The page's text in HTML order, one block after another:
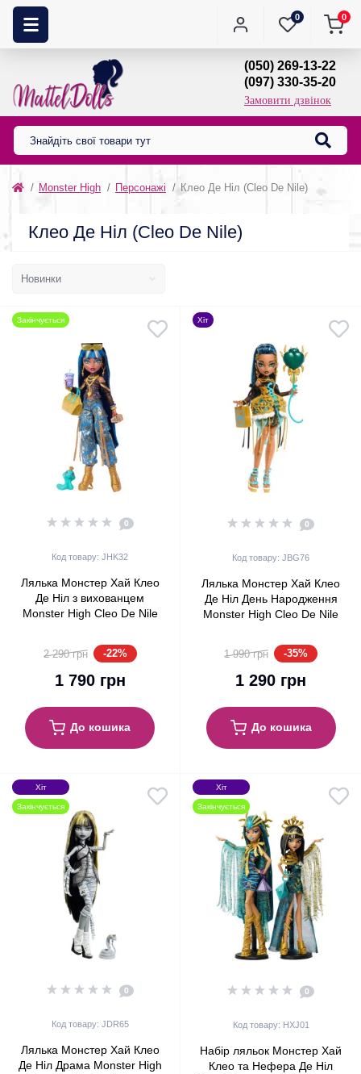
0 0
(050) 269-13-22
(097) 330-35-20
Замовити дзвінок
Monster High Персонажі Клео Де Ніл (Cleo De Nile)
Клео Де Ніл (Cleo De Nile)
Закінчується
0
Код товару: JHK32
Лялька Монстер Хай Клео
Де Ніл з вихованцем
Monster High Cleo De Nile
Mattel (JHK32)
2 290 грн -22%
1 790 грн
До кошика
Хіт
0
Код товару: JBG76
Лялька Монстер Хай Клео
Де Ніл День Народження
Monster High Cleo De Nile
(JBG76)
1 990 грн -35%
1 290 грн
До кошика
Хіт
Закінчується
0
Код товару: JDR65
Лялька Монстер Хай Клео
Де Ніл Драма Monster High
Хіт
Закінчується
0
Код товару: HXJ01
Набір ляльок Монстер Хай
Клео та Нефера Де Ніл